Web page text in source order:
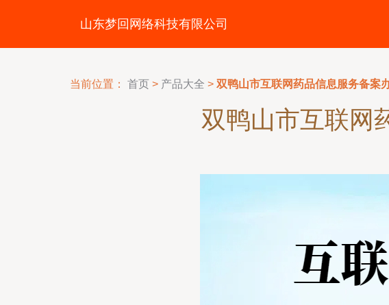
山东梦回网络科技有限公司
当前位置： 首页 > 产品大全 > 双鸭山市互联网药品信息服务备案
双鸭山市互联网